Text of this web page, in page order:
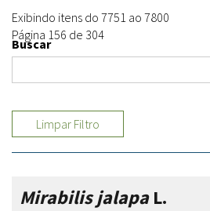
Exibindo itens do 7751 ao 7800
Página 156 de 304
Buscar
Limpar Filtro
Mirabilis jalapaL.